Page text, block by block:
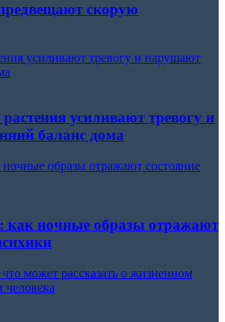
скорую
усиливают тревогу и нарушают
усиливают тревогу и
баланс дома
образы отражают состояние
как ночные образы отражают
может рассказать о жизненном
человека